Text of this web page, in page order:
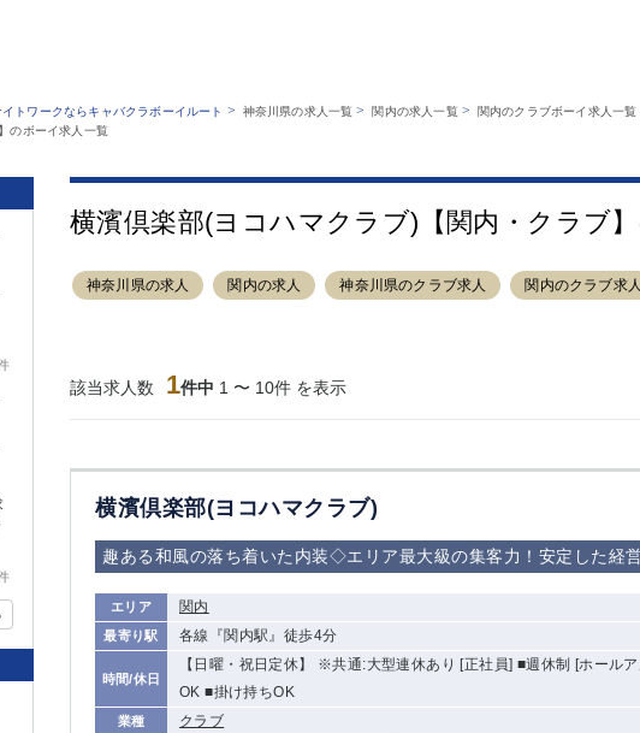
業種から探す
職種から探す
サイトマップ
トワークならキャバクラボーイルート > 神奈川県の求人一覧 >関内の求人一覧> 関内のクラブボーイ求人一覧
のボーイ求人一覧
横濱倶楽部(ヨコハマクラブ)【関内・クラブ
神奈川県の求人 関内の求人 神奈川県のクラブ求人 関内のクラブ求
該当求人数 1件中 1 〜 10件 を表示
横濱倶楽部(ヨコハマクラブ)
趣ある和風の落ち着いた内装◇エリア最大級の集客力！安定した経
エリア 関内
最寄り駅 各線『関内駅』徒歩4分
時間/休日
【日曜・祝日定休】 ※共通:大型連休あり [正社員] ■週休制 [ホール
OK ■掛け持ちOK
業種 クラブ
都 銀座 上野 六本木
池袋
横須賀中央
調布 蒲田 北千住
大山 赤坂 高円寺
赤羽
口）
成増駅徒歩3分
①JR埼京線
徒歩2分 ②東
京メトロ南北線
「赤羽岩淵駅」
から徒歩10分
三軒茶屋（南
①歌舞伎
新宿
①東武練馬 ②
成増・板橋 ③
大山 ②池袋
池袋東口
下赤塚 竹ノ塚